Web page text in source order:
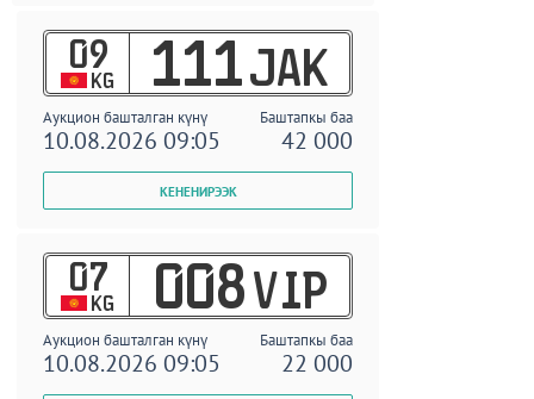
09
KG 111 JAK
Аукцион башталган күнү Баштапкы баа
10.08.2026 09:05 42 000
07
KG 008 VIP
Аукцион башталган күнү Баштапкы баа
10.08.2026 09:05 22 000